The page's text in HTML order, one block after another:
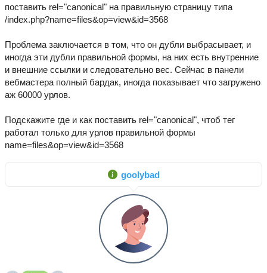
поставить rel="canonical" на правильную страницу типа
/index.php?name=files&op=view&id=3568
Проблема заключается в том, что он дубли выбрасывает, и
иногда эти дубли правильной формы, на них есть внутренние
и внешние ссылки и следовательно вес. Сейчас в панели
вебмастера полный бардак, иногда показывает что загружено
аж 60000 урлов.
Подскажите где и как поставить rel="canonical", чтоб тег
работал только для урлов правильной формы
name=files&op=view&id=3568
goolybad